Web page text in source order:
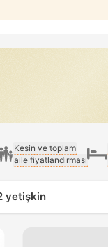
Kesin ve toplam
aile fiyatlandırması
yetişkin